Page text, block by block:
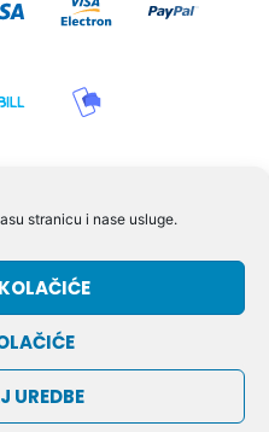
stranicu i nase usluge.
UREDBE
Kolding Danska
42779997